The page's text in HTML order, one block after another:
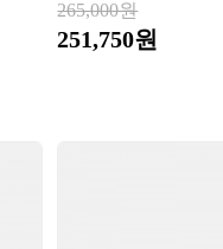
265,000원
251,750원